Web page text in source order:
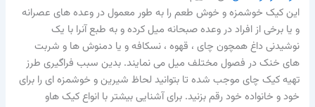
این کیک خوشمزه و خوش طعم را به طور معمول در وعده های عصرانه
و یا برخی از افراد در وعده صبحانه میل کرده و به طبع آنرا با یک
نوشیدنی داغ همچون چای ، قهوه ، نسکافه و یا دمنوش ها و شربت
های خنک در فصول مختلف میل می نمایند. بدین سبب فراگیری طرز
تهیه کیک چای موجب شده تا بتوانید لحاظ شیرین و خوشمزه ای را برای
خود و خانواده خود رقم بزنید. برای آشنایی بیشتر با انواع کیک هاو